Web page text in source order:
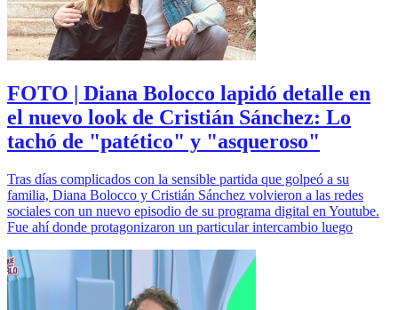
FOTO | Diana Bolocco lapidó detalle en
el nuevo look de Cristián Sánchez: Lo
tachó de "patético" y "asqueroso"
Tras días complicados con la sensible partida que golpeó a su
familia, Diana Bolocco y Cristián Sánchez volvieron a las redes
sociales con un nuevo episodio de su programa digital en Youtube.
Fue ahí donde protagonizaron un particular intercambio luego